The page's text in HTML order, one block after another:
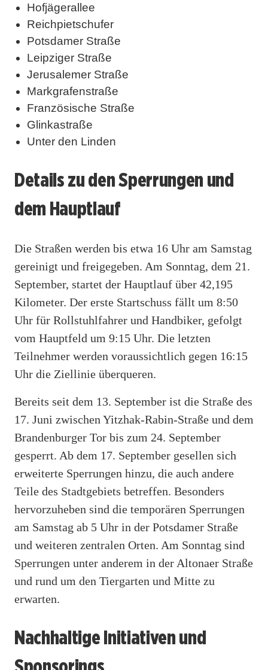
Hofjägerallee
Reichpietschufer
Potsdamer Straße
Leipziger Straße
Jerusalemer Straße
Markgrafenstraße
Französische Straße
Glinkastraße
Unter den Linden
Details zu den Sperrungen und
dem Hauptlauf
Die Straßen werden bis etwa 16 Uhr am Samstag
gereinigt und freigegeben. Am Sonntag, dem 21.
September, startet der Hauptlauf über 42,195
Kilometer. Der erste Startschuss fällt um 8:50
Uhr für Rollstuhlfahrer und Handbiker, gefolgt
vom Hauptfeld um 9:15 Uhr. Die letzten
Teilnehmer werden voraussichtlich gegen 16:15
Uhr die Ziellinie überqueren.
Bereits seit dem 13. September ist die Straße des
17. Juni zwischen Yitzhak-Rabin-Straße und dem
Brandenburger Tor bis zum 24. September
gesperrt. Ab dem 17. September gesellen sich
erweiterte Sperrungen hinzu, die auch andere
Teile des Stadtgebiets betreffen. Besonders
hervorzuheben sind die temporären Sperrungen
am Samstag ab 5 Uhr in der Potsdamer Straße
und weiteren zentralen Orten. Am Sonntag sind
Sperrungen unter anderem in der Altonaer Straße
und rund um den Tiergarten und Mitte zu
erwarten.
Nachhaltige Initiativen und